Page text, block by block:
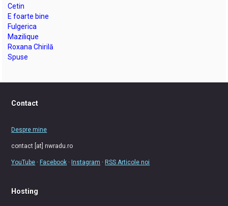
Cetin
E foarte bine
Fulgerica
Mazilique
Roxana Chirilă
Spuse
Contact
Despre mine
contact [at] nwradu.ro
YouTube · Facebook · Instagram · RSS Articole noi
Hosting